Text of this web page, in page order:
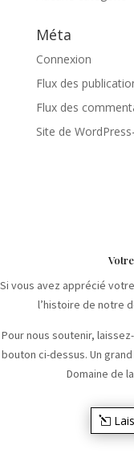
Méta
Connexion
Flux des
Flux des
Site de
Si vous avez apprécié
l’histoire de notre
Pour nous soutenir,
bouton ci-dessus. Un
Domaine de